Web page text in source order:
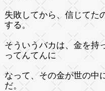
失敗してから、信じて
する。
そういうバカは、金を持
ってんてんに
なって、その金が世の中
だ。